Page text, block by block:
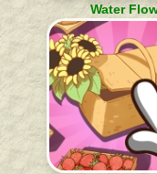
Water